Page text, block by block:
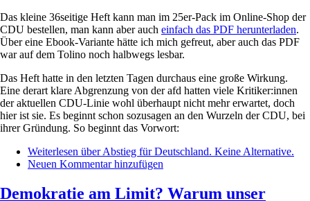
Das kleine 36seitige Heft kann man im 25er-Pack im Online-Shop der
CDU bestellen, man kann aber auch einfach das PDF herunterladen.
Über eine Ebook-Variante hätte ich mich gefreut, aber auch das PDF
war auf dem Tolino noch halbwegs lesbar.
Das Heft hatte in den letzten Tagen durchaus eine große Wirkung.
Eine derart klare Abgrenzung von der afd hatten viele Kritiker:innen
der aktuellen CDU-Linie wohl überhaupt nicht mehr erwartet, doch
hier ist sie. Es beginnt schon sozusagen an den Wurzeln der CDU, bei
ihrer Gründung. So beginnt das Vorwort:
Weiterlesen über Abstieg für Deutschland. Keine Alternative.
Neuen Kommentar hinzufügen
Demokratie am Limit? Warum unser